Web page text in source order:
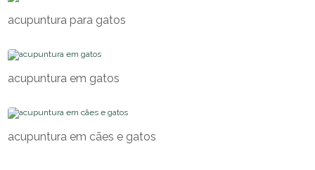
acupuntura para gatos
acupuntura em gatos
acupuntura em cães e gatos